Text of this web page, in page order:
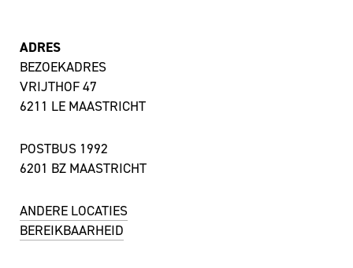
ADRES
BEZOEKADRES
VRIJTHOF 47
6211 LE MAASTRICHT
POSTBUS 1992
6201 BZ MAASTRICHT
ANDERE LOCATIES
BEREIKBAARHEID